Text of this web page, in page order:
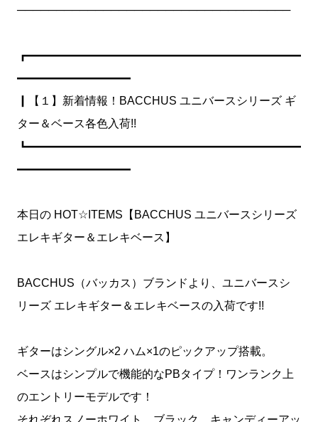
───────────────────────────────────
┏━━━━━━━━━━━━━━━━━━━━━━━━
━━━━━━━━━━
┃【１】新着情報！BACCHUS ユニバースシリーズ ギ
ター＆ベース各色入荷!!
┗━━━━━━━━━━━━━━━━━━━━━━━━
━━━━━━━━━━
本日の HOT☆ITEMS【BACCHUS ユニバースシリーズ
エレキギター＆エレキベース】
BACCHUS（バッカス）ブランドより、ユニバースシ
リーズ エレキギター＆エレキベースの入荷です!!
ギターはシングル×2 ハム×1のピックアップ搭載。
ベースはシンプルで機能的なPBタイプ！ワンランク上
のエントリーモデルです！
それぞれスノーホワイト、ブラック、キャンディーアッ